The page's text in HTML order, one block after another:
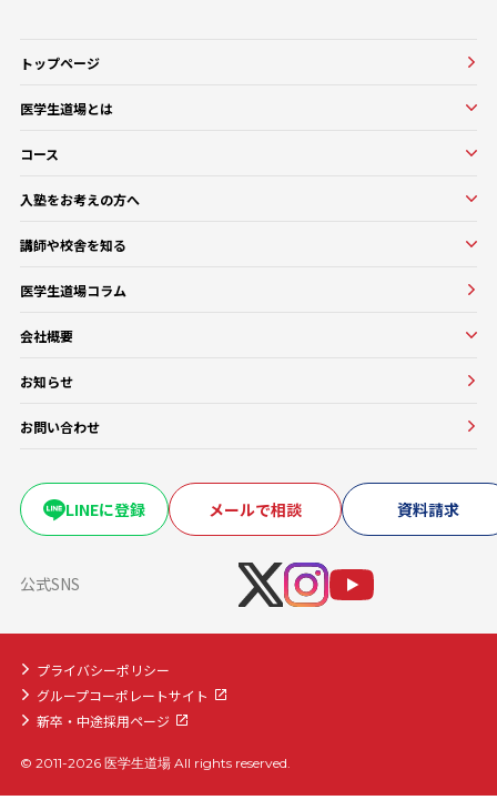
トップページ
医学生道場とは
口コミ・評判
コース
コース一覧
医学部基礎医学・生物学対策コース
医学部基礎医学・生物学対策コース
医学部CBT対策コース
医学部OSCE対策コース
卒業試験・医帰国家試験対策コース
海外医学部コース
医学部入学前生物学準備コース
医学部入学前物理学準備コース
入塾をお考えの方へ
入塾をお考えの方へ
よくある質問
講師や校舎を知る
講師・教務紹介
教務一覧
医学生道場コラム
会社概要
会社概要
お知らせ
お問い合わせ
LINEに登録 メールで相談 資料請求
公式SNS
プライバシーポリシー
グループコーポレートサイト
新卒・中途採用ページ
© 2011-2026 医学生道場 All rights reserved.